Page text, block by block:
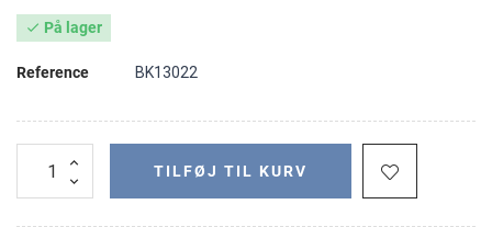
 På lager
Reference BK13022
TILFØJ TIL KURV